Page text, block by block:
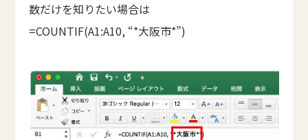
数だけを知りたい場合は
=COUNTIF(A1:A10, “*大阪市*”)